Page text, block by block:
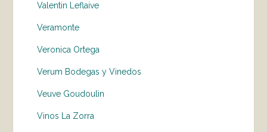
Valentin Leflaive
Veramonte
Veronica Ortega
Verum Bodegas y Vinedos
Veuve Goudoulin
Vinos La Zorra